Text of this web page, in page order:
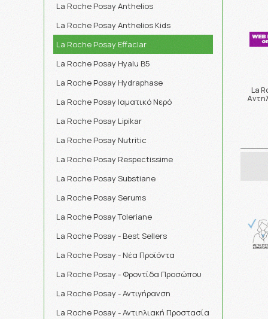
La Roche Posay Anthelios
La Roche Posay Anthelios Kids
La Roche Posay Effaclar
La Roche Posay Hyalu B5
La Roche Posay Hydraphase
La Roche Posay Ιαματικό Νερό
La Roche Posay Lipikar
La Roche Posay Nutritic
La Roche Posay Respectissime
La Roche Posay Substiane
La Roche Posay Serums
La Roche Posay Toleriane
La Roche Posay - Best Sellers
La Roche Posay - Νέα Προϊόντα
La Roche Posay - Φροντίδα Προσώπου
La Roche Posay - Αντιγήρανση
La Roche Posay - Αντιηλιακή Προστασία
La